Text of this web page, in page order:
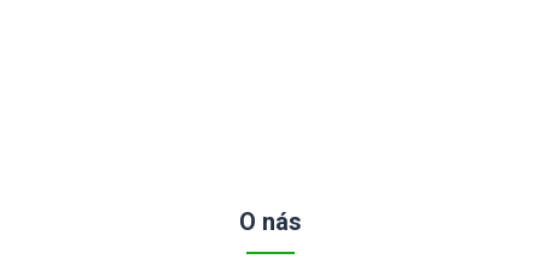
O nás